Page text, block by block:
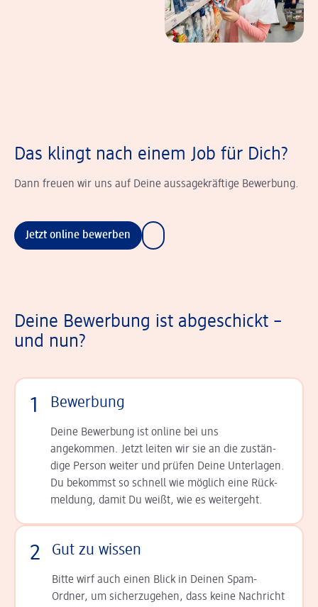
Das klingt nach einem Job für Dich?
Dann freuen wir uns auf Deine aussagekräftige Bewerbung.
Jetzt online bewerben
Deine Bewerbung ist abgeschickt –
und nun?
1 Bewerbung
Deine Bewerbung ist online bei uns
angekommen. Jetzt leiten wir sie an die zu­stän­
dige Person weiter und prüfen Deine Unterlagen.
Du bekommst so schnell wie möglich eine Rück­
meldung, damit Du weißt, wie es weitergeht.
2 Gut zu wissen
Bitte wirf auch einen Blick in Deinen Spam-
Ordner, um sicherzugehen, dass keine Nachricht